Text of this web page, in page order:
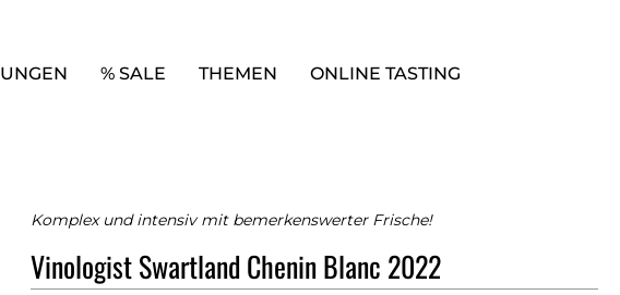
% SALE THEMEN ONLINE TASTING
Komplex und intensiv mit bemerkenswerter Frische!
Vinologist Swartland Chenin Blanc 2022